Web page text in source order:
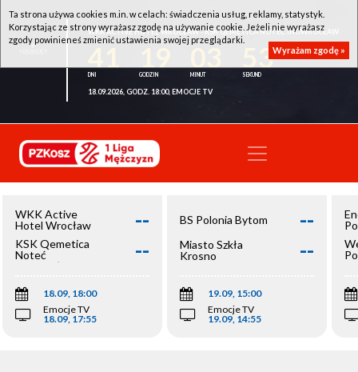
WKK ACTIVE HOTEL WROCŁAW - KSK QEMETICA NOTEĆ INOWROCŁAW
53
18.09.2026, GODZ. 18:00, EMOCJE TV
WKK Active
Hotel Wrocław
--
KSK Qemetica
Noteć
Inowrocław
--
18.09, 18:00
Emocje TV
18.09, 17:55
BS Polonia Bytom --
Miasto Szkła
Krosno
--
19.09, 15:00
Emocje TV
19.09, 14:55
Ta strona używa cookies m.in. w celach: świadczenia usług, reklamy, statystyk.
Korzystając ze strony wyrażasz zgodę na używanie cookie. Jeżeli nie wyrażasz
zgody powinieneś zmienić ustawienia swojej przeglądarki.
Wyrażam zgodę »